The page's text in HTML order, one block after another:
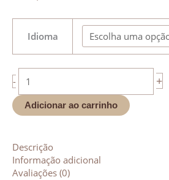
Idioma
-
Naninha
quantidade
+
Adicionar ao carrinho
Descrição
Informação adicional
Avaliações (0)